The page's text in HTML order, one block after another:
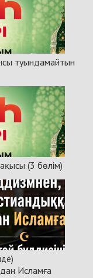
туындамайтын
(3 бөлім)
Исламға